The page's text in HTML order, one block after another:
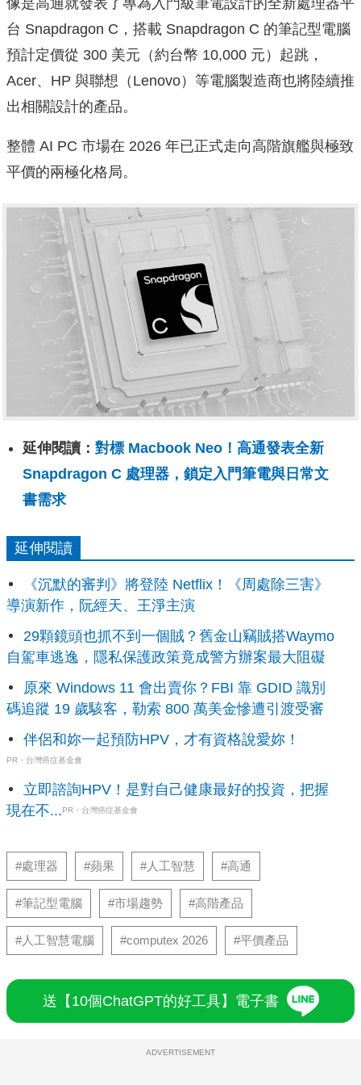
台 Snapdragon C，搭載 Snapdragon C 的筆記型電腦
預計定價從 300 美元（約台幣 10,000 元）起跳，
Acer、HP 與聯想（Lenovo）等電腦製造商也將陸續推
出相關設計的產品。
整體 AI PC 市場在 2026 年已正式走向高階旗艦與極致
平價的兩極化格局。
延伸閱讀： 對標 Macbook Neo！高通發表全新
Snapdragon C 處理器，鎖定入門筆電與日常文
書需求
延伸閱讀
《沉默的審判》將登陸 Netflix！《周處除三害》
導演新作，阮經天、王淨主演
29顆鏡頭也抓不到一個賊？舊金山竊賊搭Waymo
自駕車逃逸，隱私保護政策竟成警方辦案最大阻礙
原來 Windows 11 會出賣你？FBI 靠 GDID 識別
碼追蹤 19 歲駭客，勒索 800 萬美金慘遭引渡受審
伴侶和妳一起預防HPV，才有資格說愛妳！
PR・台灣癌症基金會
立即諮詢HPV！是對自己健康最好的投資，把握
現在不...PR・台灣癌症基金會
#處理器 #蘋果 #人工智慧 #高通
#筆記型電腦 #市場趨勢 #高階產品
#人工智慧電腦 #computex 2026 #平價產品
送【10個ChatGPT的好工具】電子書
ADVERTISEMENT